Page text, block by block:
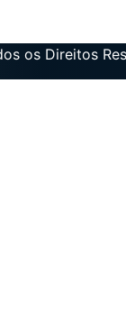
os Direitos